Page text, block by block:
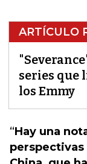
ARTÍCULO
series que
los Emmy
“Hay una
perspectivas